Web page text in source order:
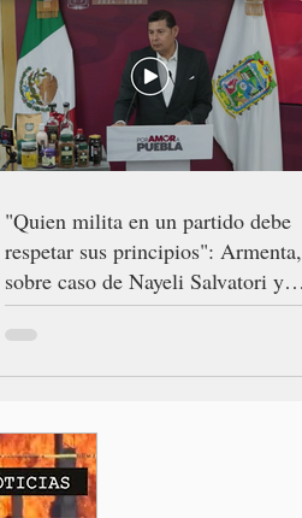
"Quien milita en un partido debe
respetar sus principios": Armenta,
sobre caso de Nayeli Salvatori y
Graciela Palomares